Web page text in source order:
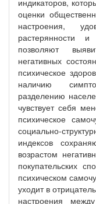
индикаторов,
оценки
настроения,
растерянности
позволяют
негативных
психическое
наличию
разделению
чувствует себя
психическое
социально-
индексов
возрастом
покупательских
психическом
уходит в
настроения